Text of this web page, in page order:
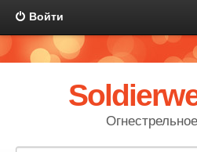
Войти